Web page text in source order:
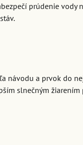
prúdenie vody
návodu a prvok do
slnečným